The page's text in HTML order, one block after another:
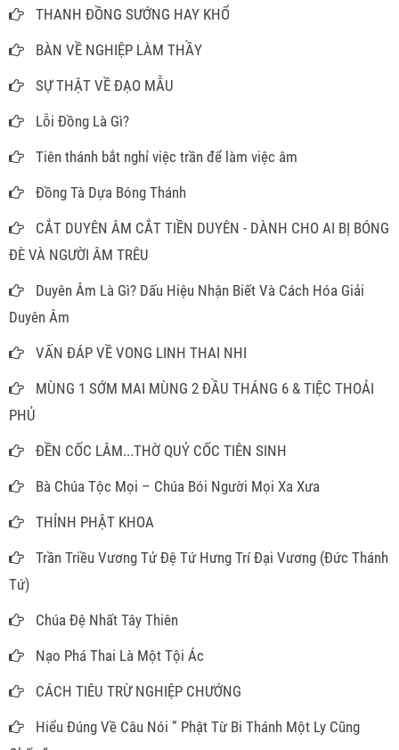
THANH ĐỒNG SƯỚNG HAY KHỔ
BÀN VỀ NGHIỆP LÀM THẦY
SỰ THẬT VỀ ĐẠO MẪU
Lỗi Đồng Là Gì?
Tiên thánh bắt nghỉ việc trần để làm việc âm
Đồng Tà Dựa Bóng Thánh
CẮT DUYÊN ÂM CẮT TIỀN DUYÊN - DÀNH CHO AI BỊ BÓNG
ĐÈ VÀ NGƯỜI ÂM TRÊU
Duyên Âm Là Gì? Dấu Hiệu Nhận Biết Và Cách Hóa Giải
Duyên Âm
VẤN ĐÁP VỀ VONG LINH THAI NHI
MÙNG 1 SỚM MAI MÙNG 2 ĐẦU THÁNG 6 & TIỆC THOẢI
PHỦ
ĐỀN CỐC LÂM...THỜ QUỶ CỐC TIÊN SINH
Bà Chúa Tộc Mọi – Chúa Bói Người Mọi Xa Xưa
THỈNH PHẬT KHOA
Trần Triều Vương Tử Đệ Tứ Hưng Trí Đại Vương (Đức Thánh
Tứ)
Chúa Đệ Nhất Tây Thiên
Nạo Phá Thai Là Một Tội Ác
CÁCH TIÊU TRỪ NGHIỆP CHƯỚNG
Hiểu Đúng Về Câu Nói ” Phật Từ Bi Thánh Một Ly Cũng